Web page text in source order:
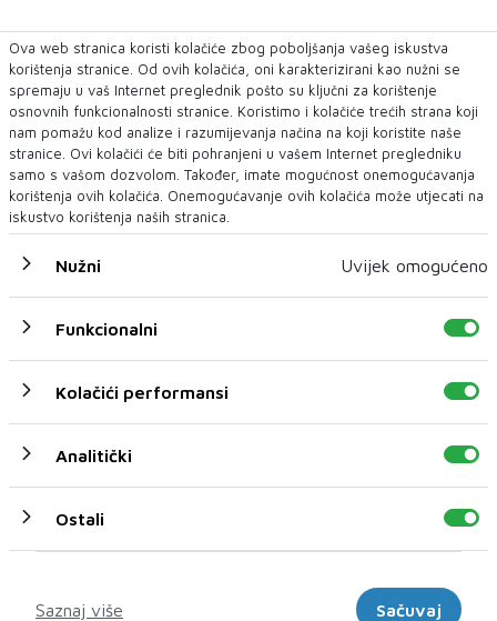
MUZIKA
Ova web stranica koristi kolačiće zbog poboljšanja vašeg iskustva
korištenja stranice. Od ovih kolačića, oni karakterizirani kao nužni se
spremaju u vaš Internet preglednik pošto su ključni za korištenje
osnovnih funkcionalnosti stranice. Koristimo i kolačiće trećih strana koji
nam pomažu kod analize i razumijevanja načina na koji koristite naše
stranice. Ovi kolačići će biti pohranjeni u vašem Internet pregledniku
samo s vašom dozvolom. Također, imate mogućnost onemogućavanja
korištenja ovih kolačića. Onemogućavanje ovih kolačića može utjecati na
iskustvo korištenja naših stranica.
Nužni Uvijek omogućeno
Funkcionalni
Kolačići performansi
Analitički
Ostali
Saznaj više
Sačuvaj